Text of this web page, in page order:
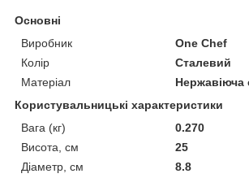
Основні
Виробник
One Chef
Колір
Сталевий
Матеріал
Нержавіюча
Користувальницькі характеристики
Вага (кг)
0.270
Висота, см
25
Діаметр, см
8.8